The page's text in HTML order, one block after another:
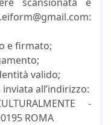
e firmato;
valido;
all’indirizzo:
-
ROMA